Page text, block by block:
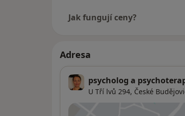
Jak fungují ceny?
Adresa
psycholog a
U Tří lvů 294, České